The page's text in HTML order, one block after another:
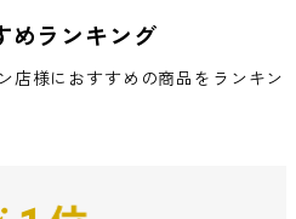
めランキング
店様におすすめの商品をランキン